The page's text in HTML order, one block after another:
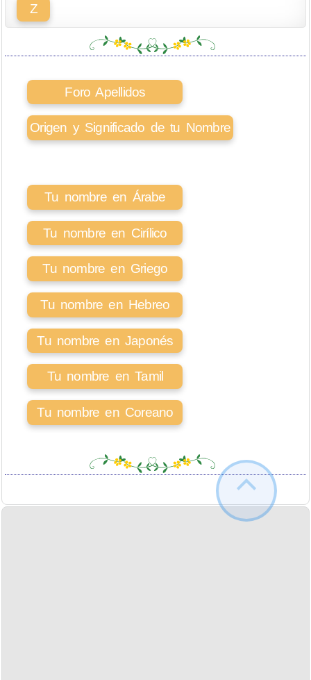
Z
Foro Apellidos
Origen y Significado de tu Nombre
Tu nombre en Árabe
Tu nombre en Cirílico
Tu nombre en Griego
Tu nombre en Hebreo
Tu nombre en Japonés
Tu nombre en Tamil
Tu nombre en Coreano